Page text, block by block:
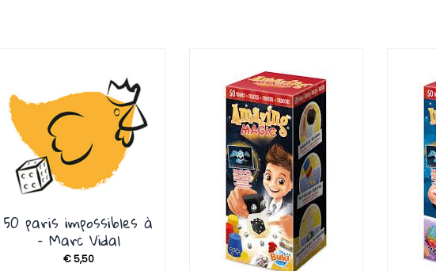
50 paris impossibles à
– Marc Vidal
€5,50